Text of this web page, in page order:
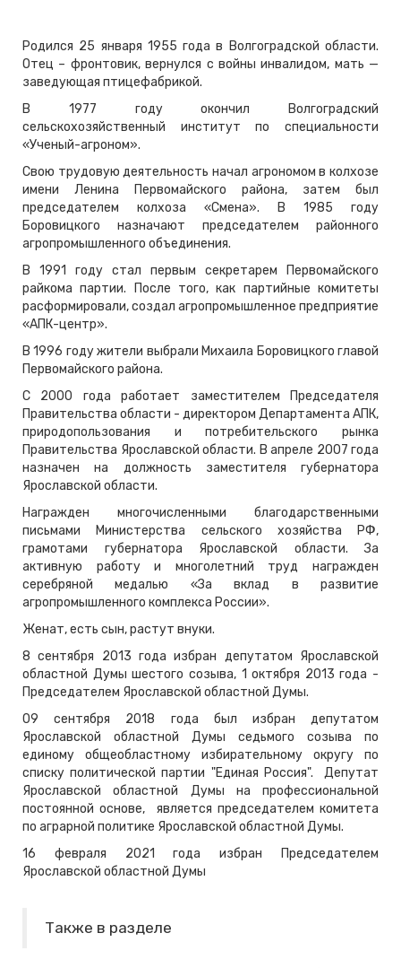
Родился 25 января 1955 года в Волгоградской области.
Отец – фронтовик, вернулся с войны инвалидом, мать —
заведующая птицефабрикой.
В 1977 году окончил Волгоградский
сельскохозяйственный институт по специальности
«Ученый-агроном».
Свою трудовую деятельность начал агрономом в колхозе
имени Ленина Первомайского района, затем был
председателем колхоза «Смена». В 1985 году
Боровицкого назначают председателем районного
агропромышленного объединения.
В 1991 году стал первым секретарем Первомайского
райкома партии. После того, как партийные комитеты
расформировали, создал агропромышленное предприятие
«АПК-центр».
В 1996 году жители выбрали Михаила Боровицкого главой
Первомайского района.
С 2000 года работает заместителем Председателя
Правительства области - директором Департамента АПК,
природопользования и потребительского рынка
Правительства Ярославской области. В апреле 2007 года
назначен на должность заместителя губернатора
Ярославской области.
Награжден многочисленными благодарственными
письмами Министерства сельского хозяйства РФ,
грамотами губернатора Ярославской области. За
активную работу и многолетний труд награжден
серебряной медалью «За вклад в развитие
агропромышленного комплекса России».
Женат, есть сын, растут внуки.
8 сентября 2013 года избран депутатом Ярославской
областной Думы шестого созыва, 1 октября 2013 года -
Председателем Ярославской областной Думы.
09 сентября 2018 года был избран депутатом
Ярославской областной Думы седьмого созыва по
единому общеобластному избирательному округу по
списку политической партии "Единая Россия". Депутат
Ярославской областной Думы на профессиональной
постоянной основе, является председателем комитета
по аграрной политике Ярославской областной Думы.
16 февраля 2021 года избран Председателем
Ярославской областной Думы
Также в разделе